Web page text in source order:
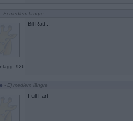
- Ej medlem längre
926
Bil Ratt...
- Ej medlem längre
Full Fart